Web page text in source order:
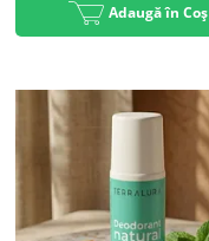
Adaugă în Coș